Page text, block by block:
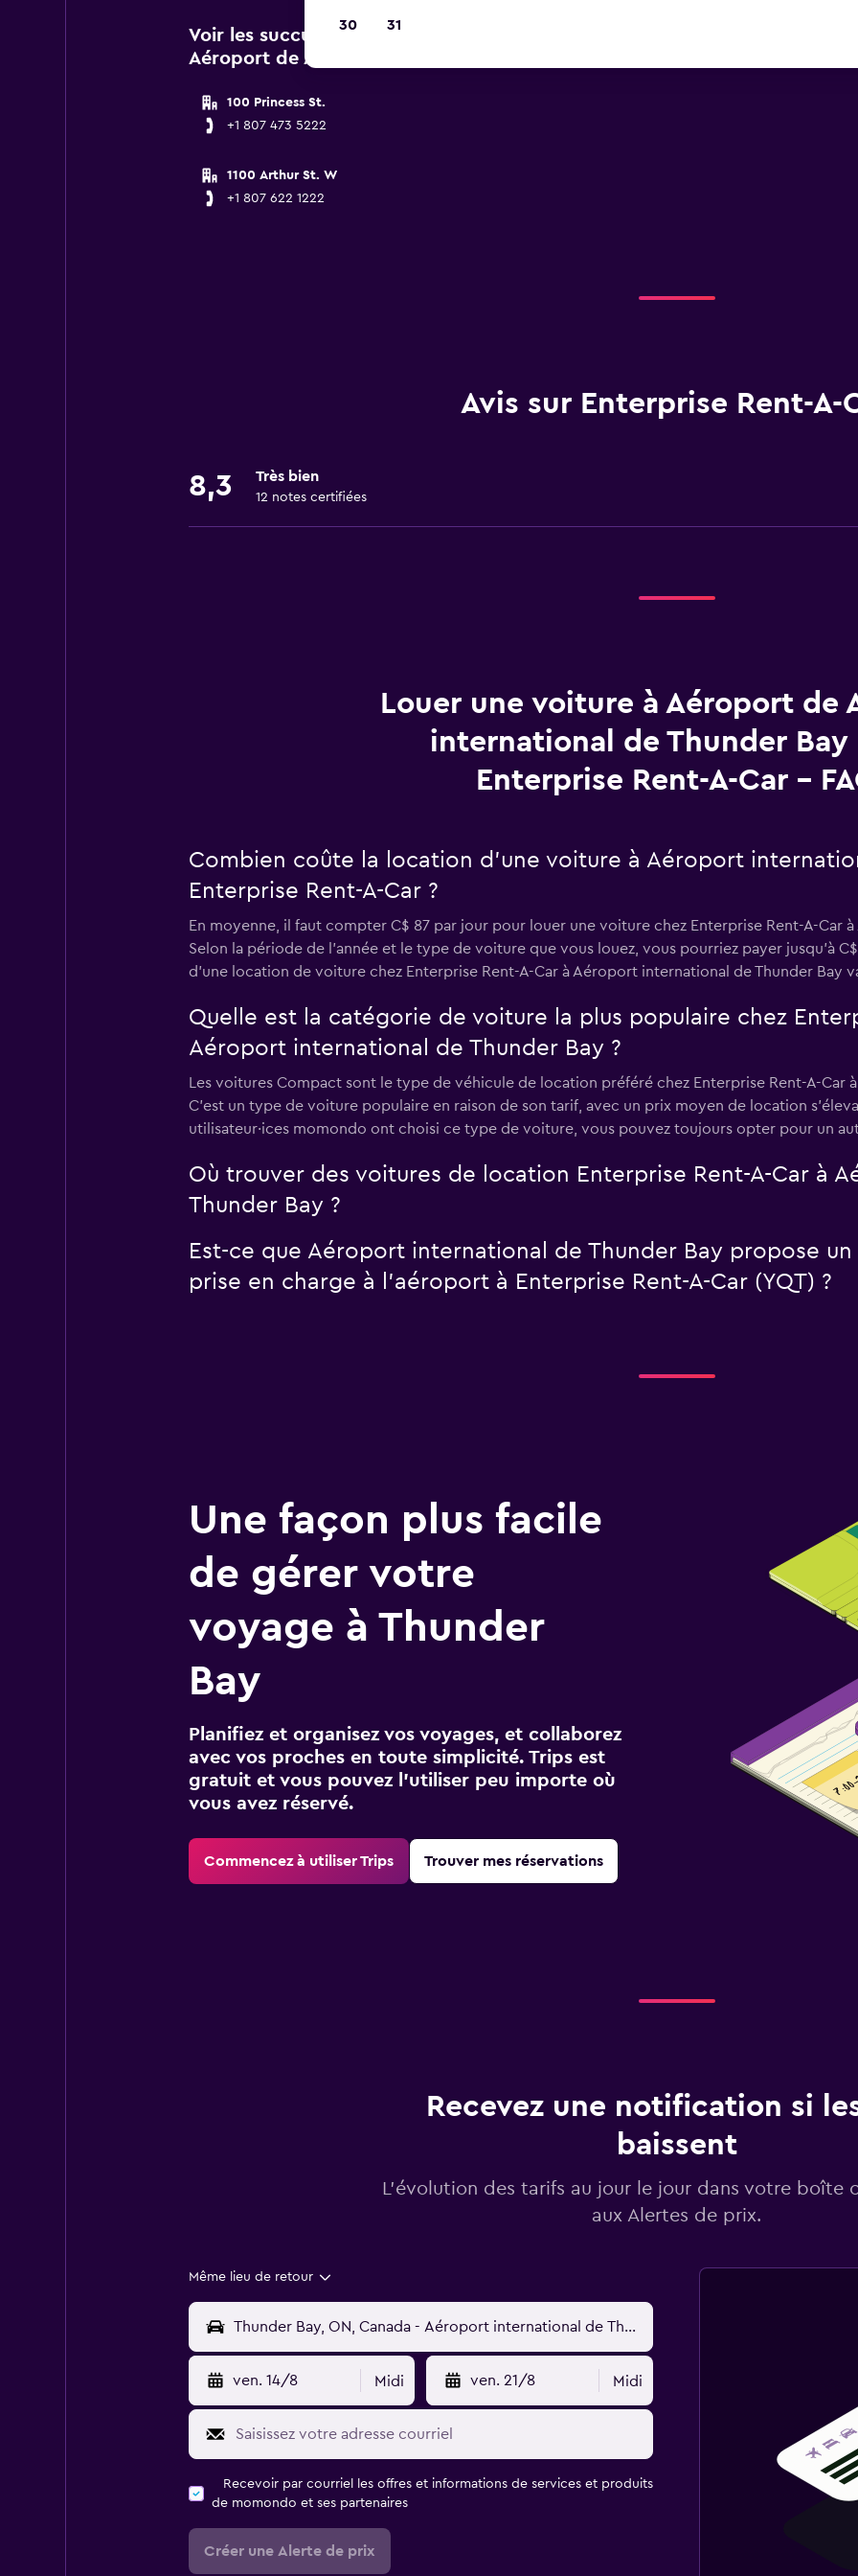
Voir les succursales Enterprise Rent-A-Car près de
Aéroport de Aéroport international de Thunder Bay
100 Princess St.
+1 807 473 5222
1100 Arthur St. W
+1 807 622 1222
Avis sur Enterprise Rent-A-
8,3 Très bien
12 notes certifiées
Louer une voiture à Aéroport de
international de Thunder Bay
Enterprise Rent-A-Car -
Combien coûte la location d’une voiture à Aéroport
Enterprise Rent-A-Car ?
En moyenne, il faut compter C$ 87 par jour pour louer une voiture chez Enterprise Rent-A-Car
Selon la période de l'année et le type de voiture que vous louez, vous pourriez payer jusqu'à
d'une location de voiture chez Enterprise Rent-A-Car à Aéroport international de Thunder Bay
Quelle est la catégorie de voiture la plus populaire chez
Aéroport international de Thunder Bay ?
Les voitures Compact sont le type de véhicule de location préféré chez Enterprise Rent-A-Car
C'est un type de voiture populaire en raison de son tarif, avec un prix moyen de location
utilisateur·ices momondo ont choisi ce type de voiture, vous pouvez toujours opter pour un
Où trouver des voitures de location Enterprise Rent-A-Car à
Thunder Bay ?
Est-ce que Aéroport international de Thunder Bay propose
prise en charge à l’aéroport à Enterprise Rent-A-Car (YQT) ?
Une façon plus facile
de gérer votre
voyage à Thunder
Bay
Planifiez et organisez vos voyages, et collaborez
avec vos proches en toute simplicité. Trips est
gratuit et vous pouvez l’utiliser peu importe où
vous avez réservé.
Commencez à utiliser Trips Trouver mes réservations
Recevez une notification si
baissent
L’évolution des tarifs au jour le jour dans votre boîte
aux Alertes de prix.
Même lieu de retour
ven. 14/8 Midi ven. 21/8 Midi
Recevoir par courriel les offres et informations de services et produits
de momondo et ses partenaires
Créer une Alerte de prix
30 31